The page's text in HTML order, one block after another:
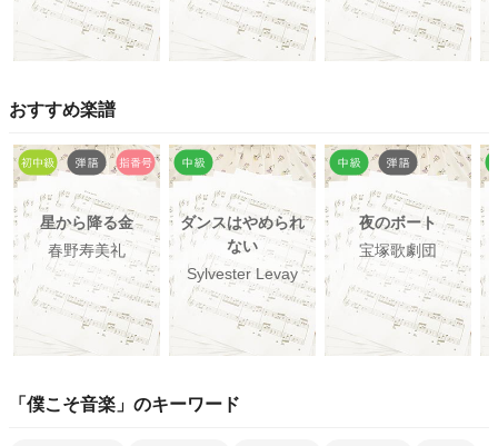
おすすめ楽譜
星から降る金
春野寿美礼
ダンスはやめられ
ない
Sylvester Levay
夜のボート
宝塚歌劇団
「 僕こそ音楽 」のキーワード